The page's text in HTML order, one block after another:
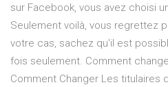
sur Facebook, vous avez choisi
Seulement voilà, vous regrettez
votre cas, sachez qu'il est
fois seulement. Comment
Comment Changer Les titulaires